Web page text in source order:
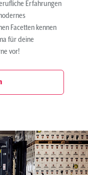
Erfahrungen
Facetten kennen
für deine
vor!